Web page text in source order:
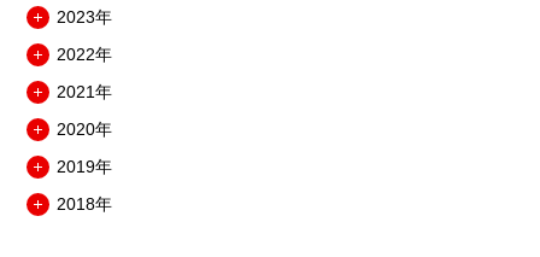
を
開
ュ
を
開
ニ
ュ
を
開
2023年
ニ
ュ
を
開
2022年
ニ
ュ
を
開
2021年
ニ
ュ
を
2020年
ニ
ュ
2019年
ニ 2018年